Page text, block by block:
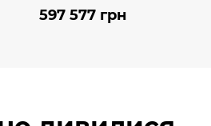
597 577 грн